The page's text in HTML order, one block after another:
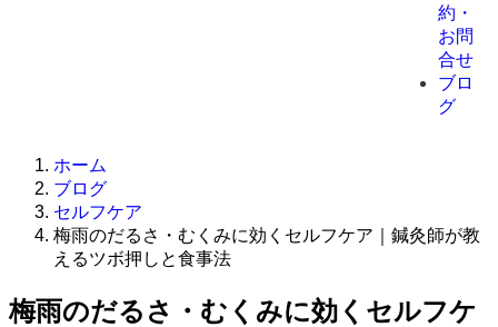
約・
お問
合せ
ブロ
グ
ホーム
ブログ
セルフケア
梅雨のだるさ・むくみに効くセルフケア｜鍼灸師が教
えるツボ押しと食事法
梅雨のだるさ・むくみに効くセルフケ